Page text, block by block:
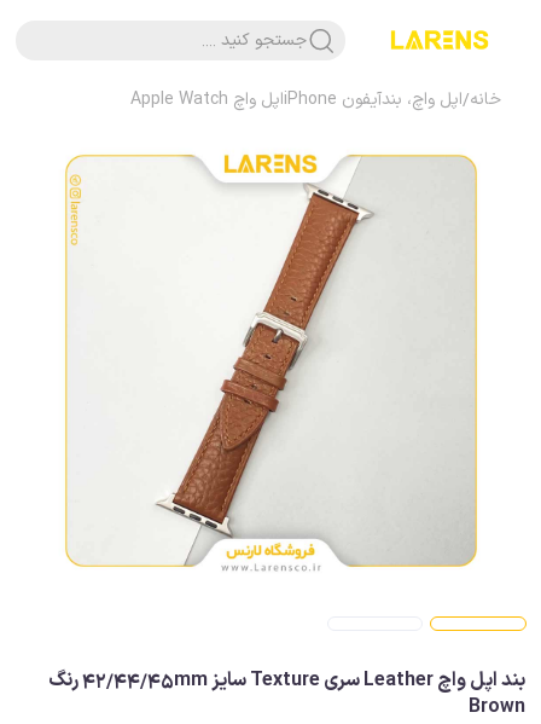
جستجو کنید ....
خانه/اپل واچ، بندآیفون iPhone اپل واچ Apple Watch
بند اپل واچ Leather سری Texture سایز 42/44/45mm رنگ
Brown